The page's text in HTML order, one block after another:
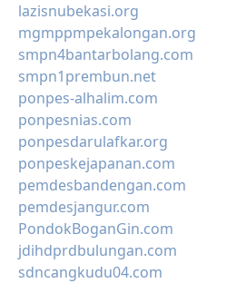
lazisnubekasi.org
mgmppmpekalongan.org
smpn4bantarbolang.com
smpn1prembun.net
ponpes-alhalim.com
ponpesnias.com
ponpesdarulafkar.org
ponpeskejapanan.com
pemdesbandengan.com
pemdesjangur.com
PondokBoganGin.com
jdihdprdbulungan.com
sdncangkudu04.com